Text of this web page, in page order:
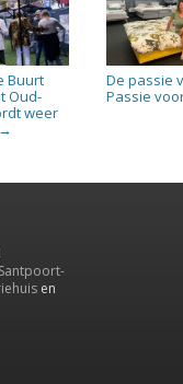
Buurt
Oud-
weer
→
De passie
Passie
Santpoort-
en